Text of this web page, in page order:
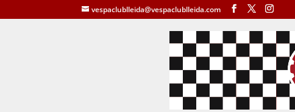
vespaclublleida@vespaclublleida.com